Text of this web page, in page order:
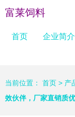
富莱饲料
首页 企业简介
当前位置： 首页 > 产
效伙伴，厂家直销质